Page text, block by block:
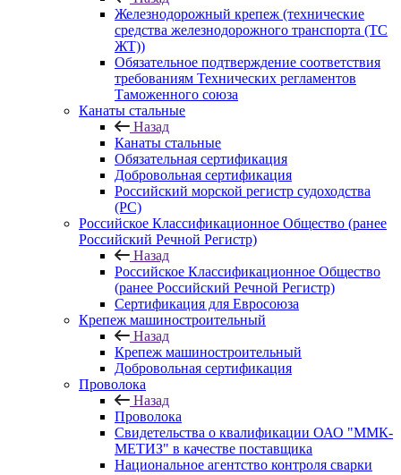
Железнодорожный крепеж (технические
средства железнодорожного транспорта (ТС
ЖТ))
Обязательное подтверждение соответствия
требованиям Технических регламентов
Таможенного союза
Канаты стальные
Назад
Канаты стальные
Обязательная сертификация
Добровольная сертификация
Российский морской регистр судоходства
(РС)
Российское Классификационное Общество (ранее
Российский Речной Регистр)
Назад
Российское Классификационное Общество
(ранее Российский Речной Регистр)
Сертификация для Евросоюза
Крепеж машиностроительный
Назад
Крепеж машиностроительный
Добровольная сертификация
Проволока
Назад
Проволока
Свидетельства о квалификации ОАО "ММК-
МЕТИЗ" в качестве поставщика
Национальное агентство контроля сварки